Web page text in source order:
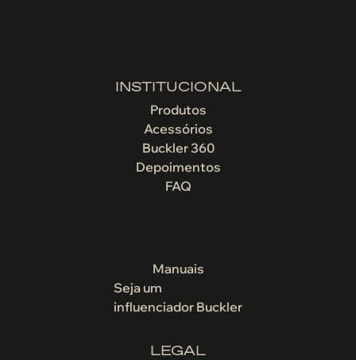
INSTITUCIONAL
Produtos
Acessórios
Buckler 360
Depoimentos
FAQ
Manuais
Seja um
influenciador Buckler
LEGAL